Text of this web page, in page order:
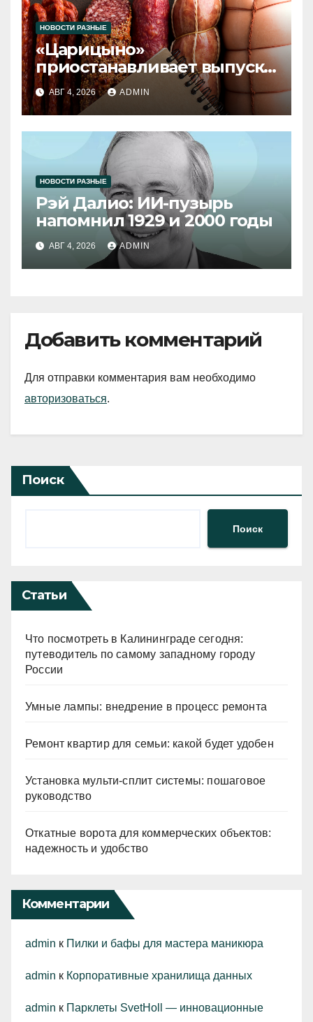
НОВОСТИ РАЗНЫЕ
«Царицыно»
приостанавливает выпуск
продукции
АВГ 4, 2026 ADMIN
НОВОСТИ РАЗНЫЕ
Рэй Далио: ИИ-пузырь
напомнил 1929 и 2000 годы
АВГ 4, 2026 ADMIN
Добавить комментарий
Для отправки комментария вам необходимо
авторизоваться.
Поиск
Поиск
Статьи
Что посмотреть в Калининграде сегодня:
путеводитель по самому западному городу
России
Умные лампы: внедрение в процесс ремонта
Ремонт квартир для семьи: какой будет удобен
Установка мульти-сплит системы: пошаговое
руководство
Откатные ворота для коммерческих объектов:
надежность и удобство
Комментарии
admin к Пилки и бафы для мастера маникюра
admin к Корпоративные хранилища данных
admin к Парклеты SvetHoll — инновационные